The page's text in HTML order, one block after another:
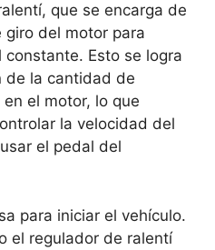
que se encarga de
del motor para
Esto se logra
de la cantidad de
el motor, lo que
la velocidad del
el pedal del
para iniciar el vehículo.
el regulador de ralentí